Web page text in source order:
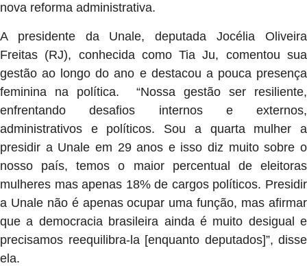
nova reforma administrativa.
A presidente da Unale, deputada Jocélia Oliveira
Freitas (RJ), conhecida como Tia Ju, comentou sua
gestão ao longo do ano e destacou a pouca presença
feminina na política. “Nossa gestão ser resiliente,
enfrentando desafios internos e externos,
administrativos e políticos. Sou a quarta mulher a
presidir a Unale em 29 anos e isso diz muito sobre o
nosso país, temos o maior percentual de eleitoras
mulheres mas apenas 18% de cargos políticos. Presidir
a Unale não é apenas ocupar uma função, mas afirmar
que a democracia brasileira ainda é muito desigual e
precisamos reequilibra-la [enquanto deputados]”, disse
ela.